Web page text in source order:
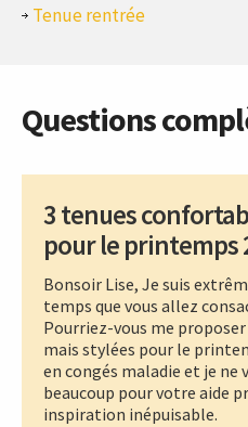
Tenue rentrée
Questions
3 tenues
pour le printemps
Bonsoir Lise, Je suis
temps que vous allez
Pourriez-vous me
mais stylées pour le
en congés maladie et je ne
beaucoup pour votre aide
inspiration inépuisable.